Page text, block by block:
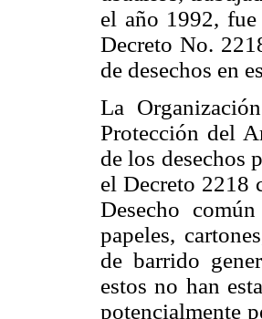
el año 1992,
Decreto No.
de desechos en
La
Protección del
de los desechos
el Decreto 2218
Desecho
papeles,
de barrido
estos no han
potencialmente